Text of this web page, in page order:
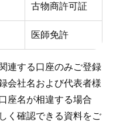
古物商許可証
医師免許
連する口座のみご登録
会社名および代表者様
座名が相違する場合
く確認できる資料をご